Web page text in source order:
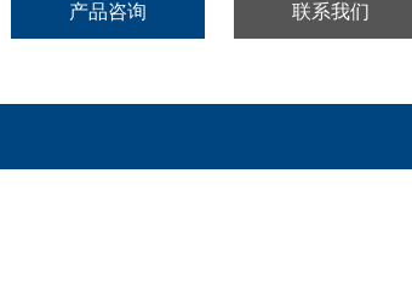
产品咨询 联系我们